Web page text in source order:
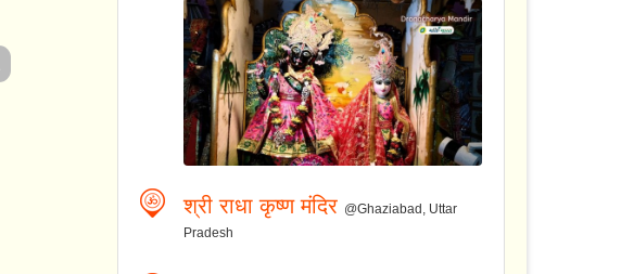
श्री राधा कृष्ण मंदिर @Ghaziabad, Uttar
Pradesh